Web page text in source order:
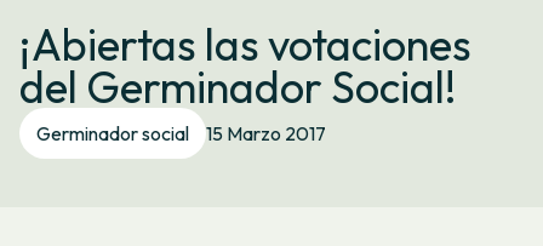
Tarifas
Servizos
Empresas
La cooperativa
¡Abiertas las votaciones
del Germinador Social!
Germinador social 15 Marzo 2017